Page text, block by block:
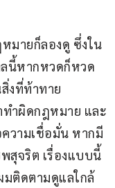
มายก็ลองดู ซึ่งใน
นี้หากหวดก็หวด
สิ่งที่ท้าทาย
ทำผิดกฎหมาย และ
วามเชื่อมั่น หากมี
สุจริต เรื่องแบบนี้
มติดตามดูแลใกล้